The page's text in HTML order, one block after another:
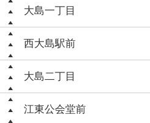
大島一丁目
西大島駅前
大島二丁目
江東公会堂前